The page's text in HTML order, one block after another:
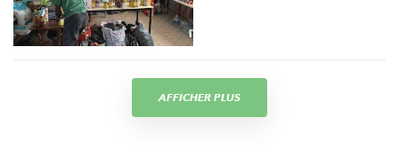
AFFICHER PLUS